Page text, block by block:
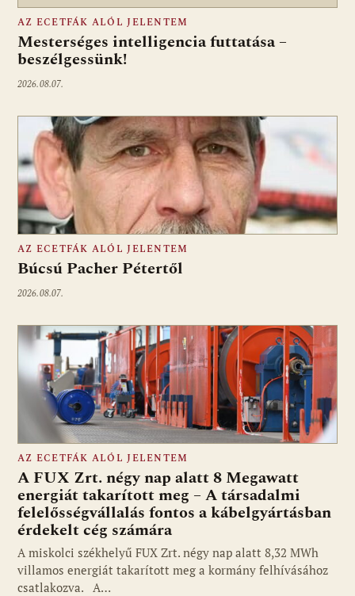
AZ ECETFÁK ALÓL JELENTEM
Mesterséges intelligencia futtatása –
beszélgessünk!
2026.08.07.
AZ ECETFÁK ALÓL JELENTEM
Búcsú Pacher Pétertől
2026.08.07.
AZ ECETFÁK ALÓL JELENTEM
A FUX Zrt. négy nap alatt 8 Megawatt
energiát takarított meg – A társadalmi
felelősségvállalás fontos a kábelgyártásban
érdekelt cég számára
A miskolci székhelyű FUX Zrt. négy nap alatt 8,32 MWh
villamos energiát takarított meg a kormány felhívásához
csatlakozva. A…